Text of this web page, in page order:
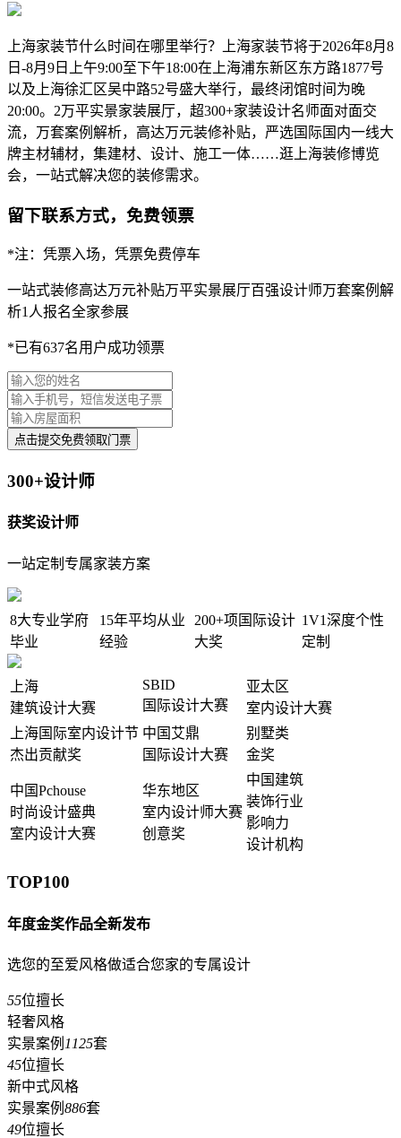
上海家装节什么时间在哪里举行？上海家装节将于2026年8月8
日-8月9日上午9:00至下午18:00在上海浦东新区东方路1877号
以及上海徐汇区吴中路52号盛大举行，最终闭馆时间为晚
20:00。2万平实景家装展厅，超300+家装设计名师面对面交
流，万套案例解析，高达万元装修补贴，严选国际国内一线大
牌主材辅材，集建材、设计、施工一体……逛上海装修博览
会，一站式解决您的装修需求。
留下联系方式，免费领票
*注：凭票入场，凭票免费停车
一站式装修高达万元补贴万平实景展厅百强设计师万套案例解
析1人报名全家参展
*已有637名用户成功领票
点击提交免费领取门票
300+设计师
获奖设计师
一站定制专属家装方案
8大专业学府
毕业
15年平均从业
经验
200+项 国际设计
大奖
1V1深度个性
定制
上海
建筑设计大赛
SBID
国际设计大赛
亚太区
室内设计大赛
上海国际室内设计节
杰出贡献奖
中国艾鼎
国际设计大赛
别墅类
金奖
中国Pchouse
时尚设计盛典
室内设计大赛
华东地区
室内设计师大赛
创意奖
中国建筑
装饰行业
影响力
设计机构
TOP100
年度金奖作品全新发布
选您的至爱风格做适合您家的专属设计
55位擅长
轻奢风格
实景案例 1125套
45位擅长
新中式风格
实景案例 886套
49位擅长